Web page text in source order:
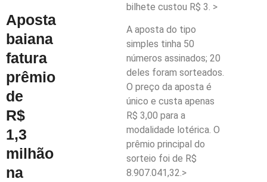
Aposta
baiana
fatura
prêmio
de
R$
1,3
milhão
na
bilhete custou R$ 3. >
A aposta do tipo
simples tinha 50
números assinados; 20
deles foram sorteados.
O preço da aposta é
único e custa apenas
R$ 3,00 para a
modalidade lotérica. O
prêmio principal do
sorteio foi de R$
8.907.041,32.>